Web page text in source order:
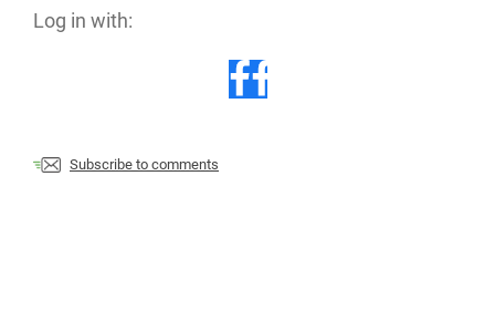
Log in with:
Subscribe to comments